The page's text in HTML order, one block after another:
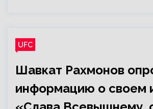
UFC
Шавкат Рахмонов
информацию о своем